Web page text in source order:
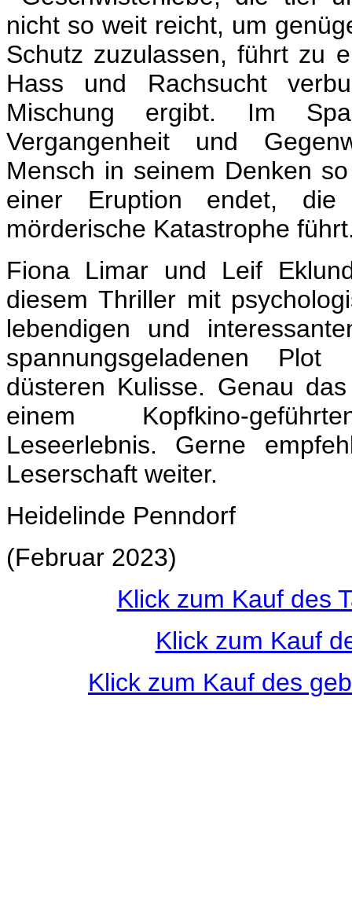
nicht so weit reicht, um
Schutz zuzulassen, führt zu
Hass und Rachsucht
Mischung ergibt. Im
Vergangenheit und
Mensch in seinem Denken
einer Eruption endet,
mörderische Katastrophe
Fiona Limar und Leif
diesem Thriller mit
lebendigen und
spannungsgeladenen
düsteren Kulisse. Genau
einem Kopfkino-
Leseerlebnis. Gerne
Leserschaft weiter.
Heidelinde Penndorf
(Februar 2023)
Klick zum Kauf des
Klick zum Kauf
Klick zum Kauf des